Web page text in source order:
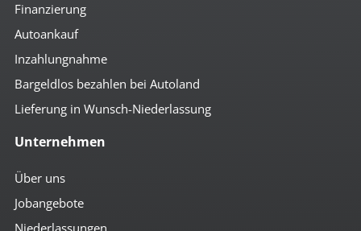
Finanzierung
Autoankauf
Inzahlungnahme
Bargeldlos bezahlen bei Autoland
Lieferung in Wunsch-Niederlassung
Unternehmen
Über uns
Jobangebote